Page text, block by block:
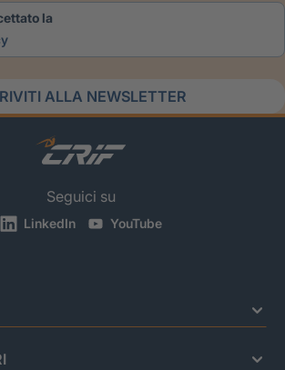
la
ALLA NEWSLETTER
Seguici su
LinkedIn YouTube